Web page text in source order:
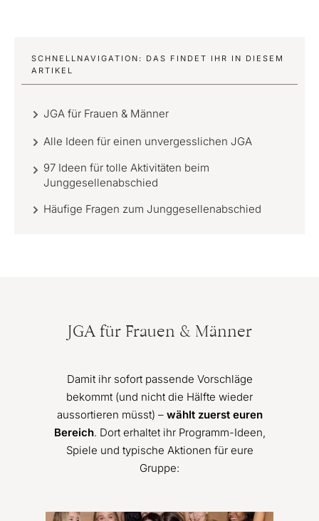
SCHNELLNAVIGATION: DAS FINDET IHR IN DIESEM
ARTIKEL
JGA für Frauen & Männer
Alle Ideen für einen unvergesslichen JGA
97 Ideen für tolle Aktivitäten beim
Junggesellenabschied
Häufige Fragen zum Junggesellenabschied
JGA für Frauen & Männer
Damit ihr sofort passende Vorschläge
bekommt (und nicht die Hälfte wieder
aussortieren müsst) – wählt zuerst euren
Bereich. Dort erhaltet ihr Programm-Ideen,
Spiele und typische Aktionen für eure
Gruppe: